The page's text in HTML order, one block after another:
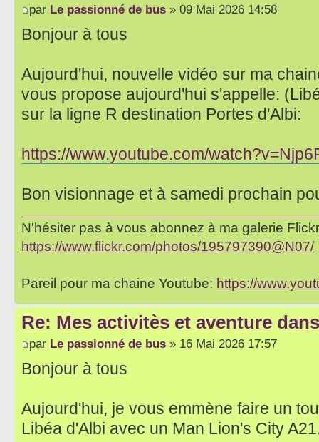
par Le passionné de bus » 09 Mai 2026 14:58
Bonjour à tous
Aujourd'hui, nouvelle vidéo sur ma
vous propose aujourd'hui s'appelle:
sur la ligne R destination Portes d'Albi:
https://www.youtube.com/
Bon visionnage et à samedi prochain
N'hésiter pas à vous abonnez à ma galerie
https://www.flickr.com/photos/195797390@N07/
Pareil pour ma chaine Youtube: https://
Re: Mes activitès et aventure
par Le passionné de bus » 16 Mai 2026 17:57
Bonjour à tous
Aujourd'hui, je vous emmène faire un
Libéa d'Albi avec un Man Lion's City